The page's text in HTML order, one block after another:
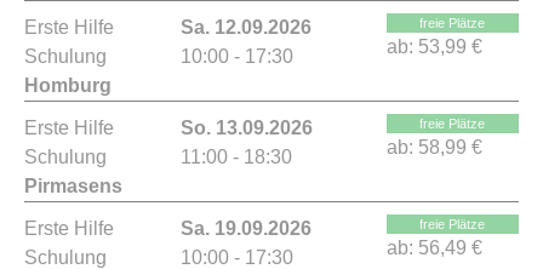
Erste Hilfe
Schulung
Homburg
Sa. 12.09.2026
10:00 - 17:30
freie Plätze
ab: 53,99 €
Erste Hilfe
Schulung
Pirmasens
So. 13.09.2026
11:00 - 18:30
freie Plätze
ab: 58,99 €
Erste Hilfe
Schulung
Sa. 19.09.2026
10:00 - 17:30
freie Plätze
ab: 56,49 €